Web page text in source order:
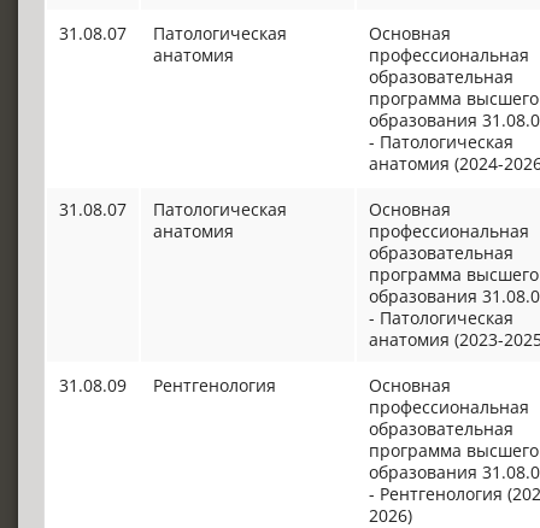
31.08.07
Патологическая
анатомия
Основная
профессиональная
образовательная
программа высшего
образования
- Патологическая
анатомия (2024-
31.08.07
Патологическая
анатомия
Основная
профессиональная
образовательная
программа высшего
образования
- Патологическая
анатомия (2023-
31.08.09
Рентгенология
Основная
профессиональная
образовательная
программа высшего
образования
- Рентгенология
2026)